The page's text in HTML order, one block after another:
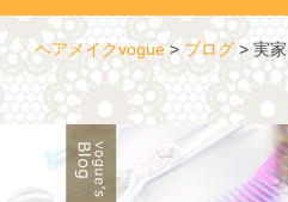
ヘアメイクvogue>ブログ>実家